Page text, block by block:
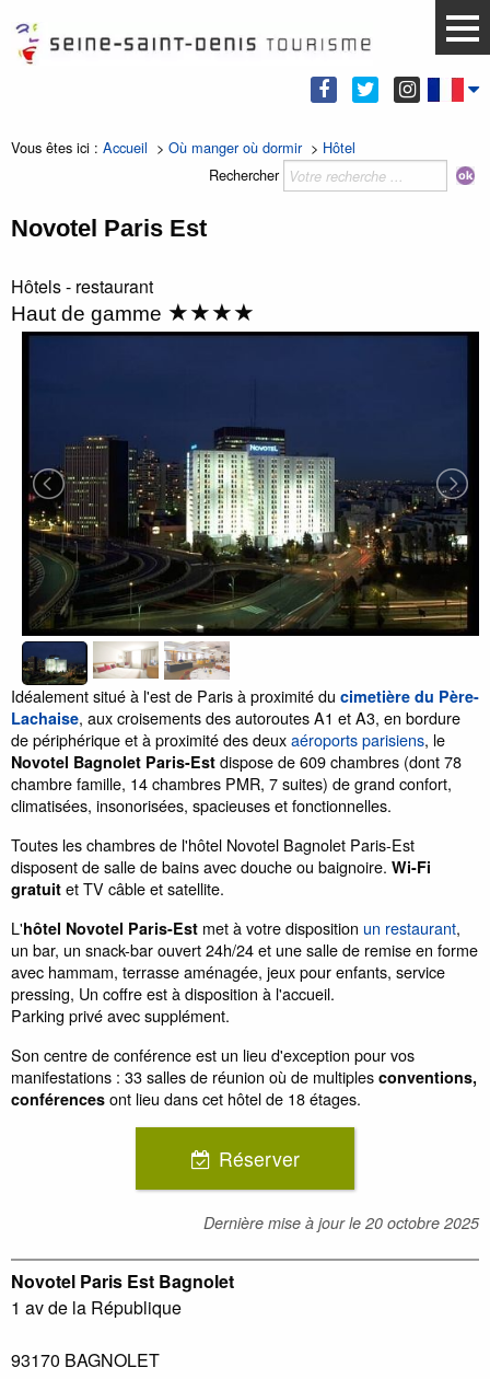
Vous êtes ici : Accueil > Où manger où dormir> Hôtel
Rechercher
Novotel Paris Est
Hôtels - restaurant
Haut de gamme ★★★★
Idéalement situé à l'est de Paris à proximité du cimetière du Père-
Lachaise, aux croisements des autoroutes A1 et A3, en bordure
de périphérique et à proximité des deuxaéroports parisiens, le
Novotel Bagnolet Paris-Est dispose de 609 chambres (dont 78
chambre famille, 14 chambres PMR, 7 suites) de grand confort,
climatisées, insonorisées, spacieuses et fonctionnelles.
Toutes les chambres de l'hôtel Novotel Bagnolet Paris-Est
disposent de salle de bains avec douche ou baignoire. Wi-Fi
gratuit et TV câble et satellite.
L'hôtel Novotel Paris-Est met à votre disposition un restaurant,
un bar, un snack-bar ouvert 24h/24 et une salle de remise en forme
avec hammam, terrasse aménagée, jeux pour enfants, service
pressing, Un coffre est à disposition à l'accueil.
Parking privé avec supplément.
Son centre de conférence est un lieu d'exception pour vos
manifestations : 33 salles de réunion où de multiples conventions,
conférences ont lieu dans cet hôtel de 18 étages.
Réserver
Dernière mise à jour le 20 octobre 2025
Novotel Paris Est Bagnolet
1 av de la République
93170 BAGNOLET